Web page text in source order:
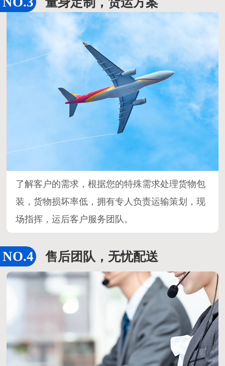
了解客户的需求，根据您的特殊需求处理货物包
装，货物损坏率低，拥有专人负责运输策划，现
场指挥，运后客户服务团队。
售后团队，无忧配送